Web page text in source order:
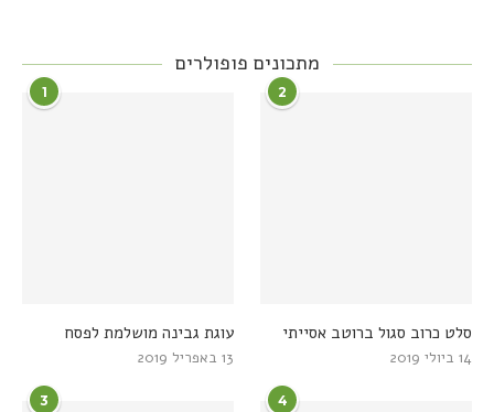
מתכונים פופולרים
1
עוגת גבינה מושלמת לפסח
13 באפריל 2019
2
סלט כרוב סגול ברוטב אסייתי
14 ביולי 2019
3 4